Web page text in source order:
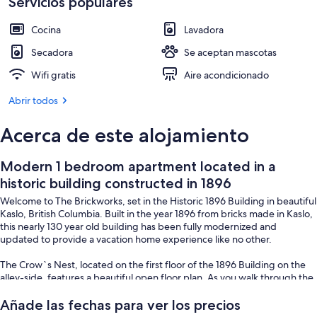
Cocina
Lavadora
Secadora
Se aceptan mascotas
Wifi gratis
Aire acondicionado
Abrir todos
Acerca de este alojamiento
Modern 1 bedroom apartment located in a
historic building constructed in 1896
Welcome to The Brickworks, set in the Historic 1896 Building in beautiful
Kaslo, British Columbia. Built in the year 1896 from bricks made in Kaslo,
this nearly 130 year old building has been fully modernized and
updated to provide a vacation home experience like no other.
The Crow`s Nest, located on the first floor of the 1896 Building on the
alley-side, features a beautiful open floor plan. As you walk through the
meals. You`ll then flow into the cozy living room which includes a sofa
Añade las fechas para ver los precios